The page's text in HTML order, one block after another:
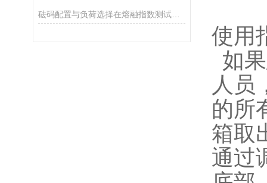
使用
如
人员
的所
箱取
通过